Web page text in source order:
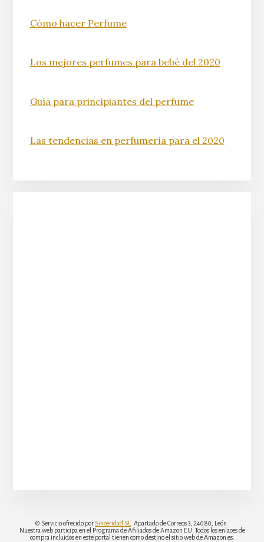
Cómo hacer Perfume
Los mejores perfumes para bebé del 2020
Guía para principiantes del perfume
Las tendencias en perfumería para el 2020
© Servicio ofrecido por Sinceridad SL
. Apartado de Correos 3, 24080, León.
Nuestra web participa en el Programa de Afiliados de Amazon EU. Todos los enlaces de
compra incluidos en este portal tienen como destino el sitio web de Amazon.es.